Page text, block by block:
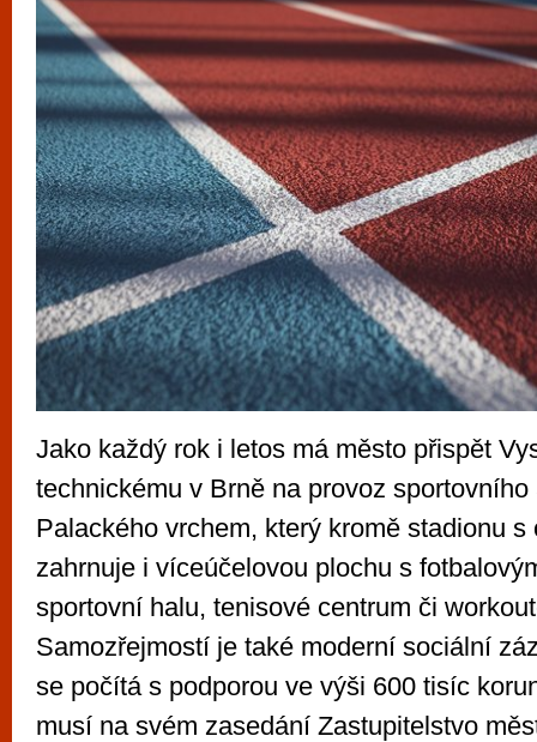
Jako každý rok i letos má město přispět
technickému v Brně na provoz sportovního
Palackého vrchem, který kromě stadionu s
zahrnuje i víceúčelovou plochu s
sportovní halu, tenisové centrum či
Samozřejmostí je také moderní sociální
se počítá s podporou ve výši 600 tisíc
musí na svém zasedání Zastupitelstvo